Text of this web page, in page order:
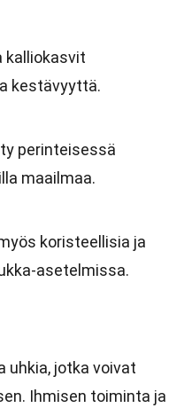
kalliokasvit
kestävyyttä.
perinteisessä
maailmaa.
koristeellisia ja
asetelmissa.
uhkia, jotka voivat
Ihmisen toiminta ja